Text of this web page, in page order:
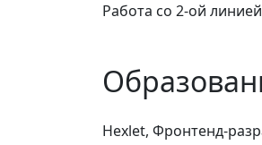
Работа со 2-ой
Hexlet, Фронтенд-